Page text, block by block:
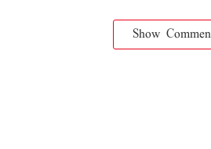
Show